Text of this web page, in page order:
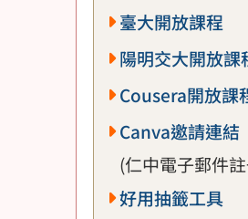
臺大開放課程
陽明交大開放課
Cousera開放課
Canva邀請連結
(仁中電子郵件
好用抽籤工具